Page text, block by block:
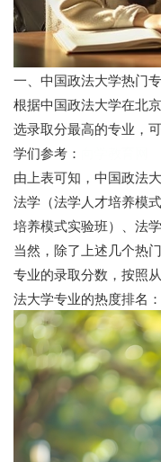
一、中国政法大学热门
根据中国政法大学在北
选录取分最高的专业，
学们参考：
由上表可知，中国政法
法学（法学人才培养模
培养模式实验班）、法学
当然，除了上述几个热
专业的录取分数，按照
法大学专业的热度排名：